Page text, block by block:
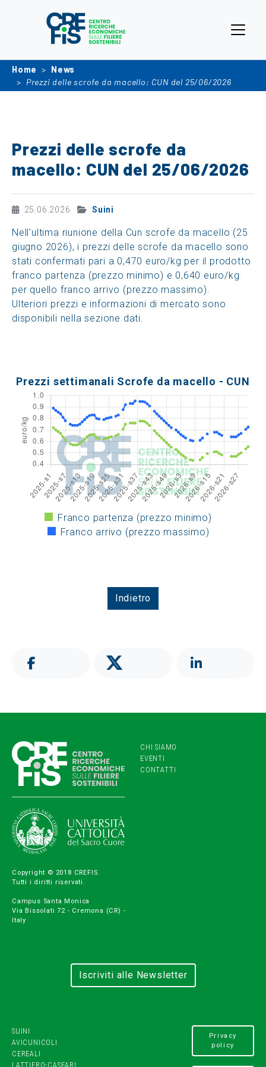
Home
News
Prezzi delle scrofe da macello: CUN del 25/06/2026
Prezzi delle scrofe da
macello: CUN del 25/06/2026
25.06.2026 Suini
Nell'ultima riunione della Cun scrofe da macello (25
giugno 2026), i prezzi delle scrofe da macello sono
stati confermati pari a 0,470 euro/kg per il prodotto
franco partenza (prezzo minimo) e 0,640 euro/kg
per quello franco arrivo (prezzo massimo).
Ulteriori prezzi e informazioni di mercato sono
disponibili nella sezione dati.
Prezzi settimanali Scrofe da macello - CUN
Franco partenza (prezzo minimo)
Franco arrivo (prezzo massimo)
Indietro
Copyright © 2018 CREFIS.
Tutti i diritti riservati.
Campus Santa Monica
Via Bissolati 72 - Cremona (CR) -
Italy
CHI SIAMO
EVENTI
CONTATTI
SUINI
AVICUNICOLI
CEREALI
LATTIERO-CASEARI
Iscriviti alle Newsletter
Privacy
policy